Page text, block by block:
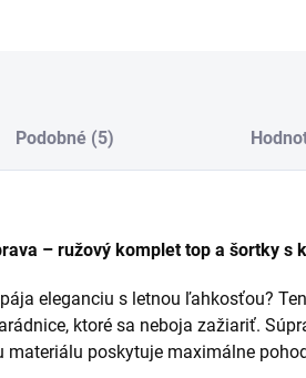
Podobné (5)
– ružový komplet top a šortky s
eleganciu s letnou ľahkosťou?
ktoré sa neboja zažiariť.
materiálu poskytuje maximálne